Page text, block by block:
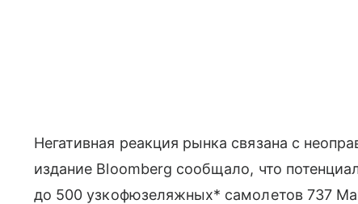
Негативная реакция рынка связана с
издание Bloomberg сообщало, что
до 500 узкофюзеляжных* самолетов 737